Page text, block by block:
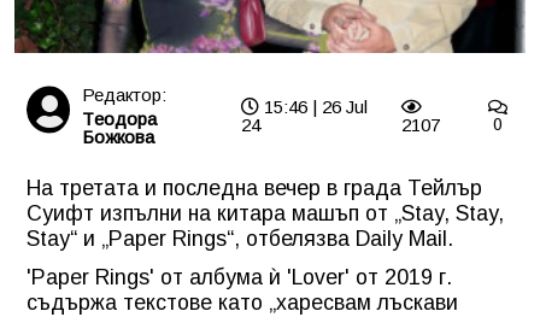
Редактор:
Tеодора
Божкова
15:46 | 26 Jul
24
2107 0
На третата и последна вечер в града Тейлър
Суифт изпълни на китара машъп от „Stay, Stay,
Stay“ и „Paper Rings“, отбелязва Daily Mail.
'Paper Rings' от албума ѝ 'Lover' от 2019 г.
съдържа текстове като „харесвам лъскави